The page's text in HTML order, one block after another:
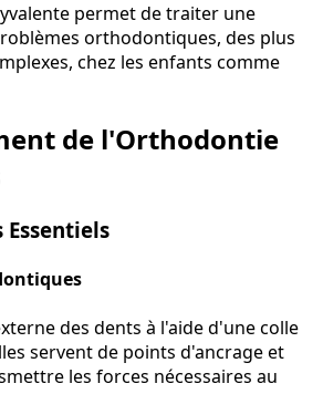
permet de traiter une
orthodontiques, des plus
chez les enfants comme
de l'Orthodontie
Essentiels
des dents à l'aide d'une colle
servent de points d'ancrage et
les forces nécessaires au